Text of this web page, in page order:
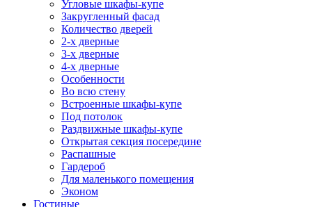
Угловые шкафы-купе
Закругленный фасад
Количество дверей
2-х дверные
3-х дверные
4-х дверные
Особенности
Во всю стену
Встроенные шкафы-купе
Под потолок
Раздвижные шкафы-купе
Открытая секция посередине
Распашные
Гардероб
Для маленького помещения
Эконом
Гостиные